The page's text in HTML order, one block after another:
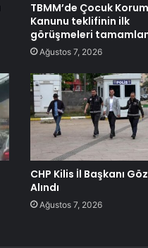
TBMM’de Çocuk
Kanunu teklifinin ilk
görüşmeleri
Ağustos 7, 2026
CHP Kilis İl Başkanı
Alındı
Ağustos 7, 2026